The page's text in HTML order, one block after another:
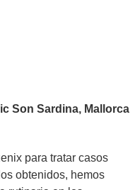
Son Sardina, Mallorca
para tratar casos
obtenidos, hemos